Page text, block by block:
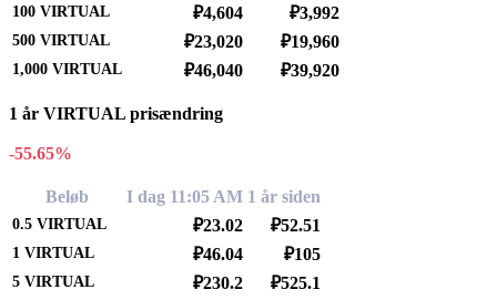
100 VIRTUAL ₽4,604 ₽3,992
500 VIRTUAL ₽23,020 ₽19,960
1,000 VIRTUAL ₽46,040 ₽39,920
1 år VIRTUAL prisændring
-55.65%
Beløb I dag 11:05 AM 1 år siden
0.5 VIRTUAL ₽23.02 ₽52.51
1 VIRTUAL ₽46.04 ₽105
5 VIRTUAL ₽230.2 ₽525.1